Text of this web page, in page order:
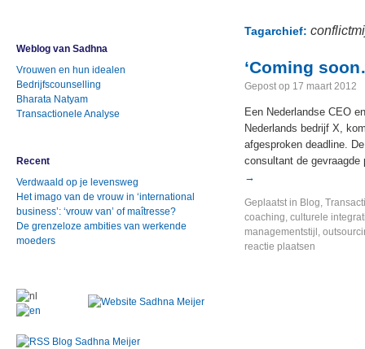
Weblog van Sadhna
Vrouwen en hun idealen
Bedrijfscounselling
Bharata Natyam
Transactionele Analyse
Recent
Verdwaald op je levensweg
Het imago van de vrouw in ‘international
business’: ‘vrouw van’ of maîtresse?
De grenzeloze ambities van werkende
moeders
Tagarchief:
‘Coming
Gepost op 17 maart 2012
Een Nederlandse CEO
Nederlands bedrijf X,
afgesproken deadline.
consultant de
→
Geplaatst in Blog,
coaching, culturele
managementstijl ,
reactie plaatsen